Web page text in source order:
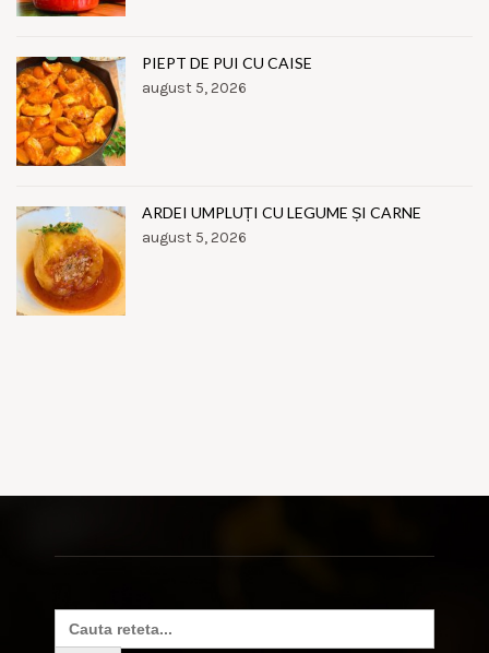
PIEPT DE PUI CU CAISE
august 5, 2026
ARDEI UMPLUȚI CU LEGUME ȘI CARNE
august 5, 2026
Search
for: